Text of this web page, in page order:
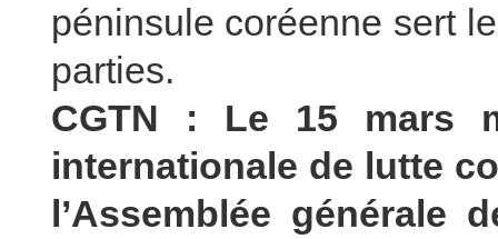
péninsule coréenne sert
parties.
CGTN : Le 15 mars
internationale de lutte
l’Assemblée générale